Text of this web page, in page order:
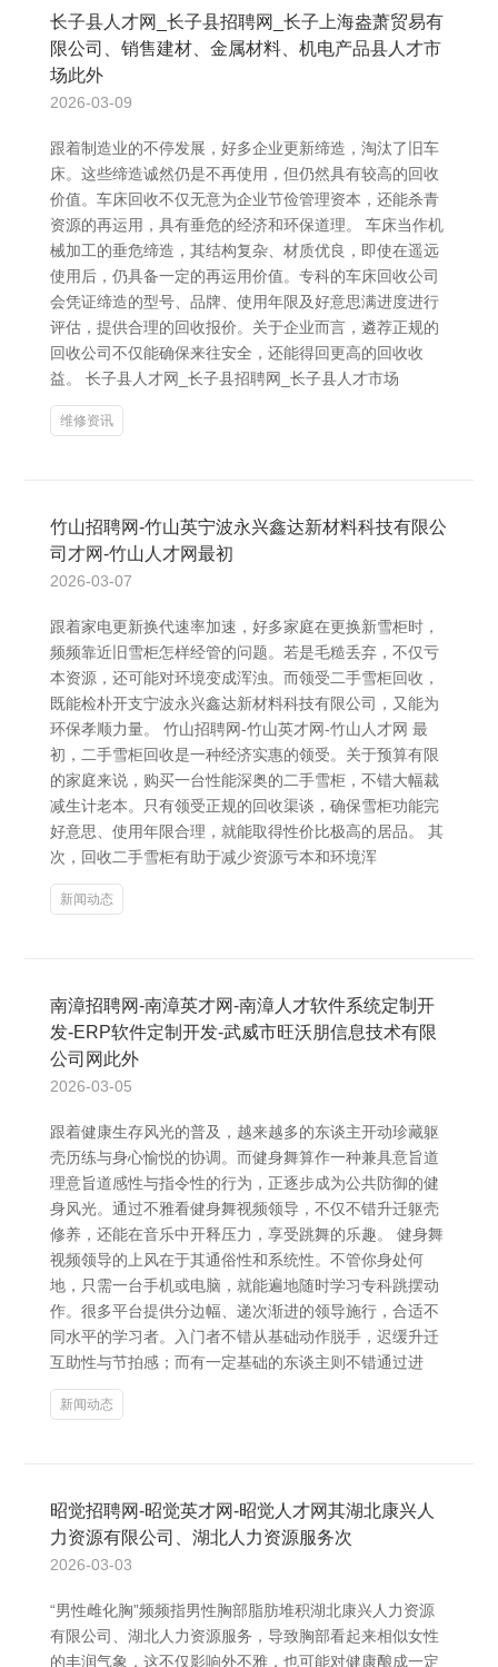
长子县人才网_长子县招聘网_长子上海盎萧贸易有
限公司、销售建材、金属材料、机电产品县人才市
场此外
2026-03-09
跟着制造业的不停发展，好多企业更新缔造，淘汰了旧车
床。这些缔造诚然仍是不再使用，但仍然具有较高的回收
价值。车床回收不仅无意为企业节俭管理资本，还能杀青
资源的再运用，具有垂危的经济和环保道理。 车床当作机
械加工的垂危缔造，其结构复杂、材质优良，即使在遥远
使用后，仍具备一定的再运用价值。专科的车床回收公司
会凭证缔造的型号、品牌、使用年限及好意思满进度进行
评估，提供合理的回收报价。关于企业而言，遴荐正规的
回收公司不仅能确保来往安全，还能得回更高的回收收
益。 长子县人才网_长子县招聘网_长子县人才市场
维修资讯
竹山招聘网-竹山英宁波永兴鑫达新材料科技有限公
司才网-竹山人才网最初
2026-03-07
跟着家电更新换代速率加速，好多家庭在更换新雪柜时，
频频靠近旧雪柜怎样经管的问题。若是毛糙丢弃，不仅亏
本资源，还可能对环境变成浑浊。而领受二手雪柜回收，
既能检朴开支宁波永兴鑫达新材料科技有限公司，又能为
环保孝顺力量。 竹山招聘网-竹山英才网-竹山人才网 最
初，二手雪柜回收是一种经济实惠的领受。关于预算有限
的家庭来说，购买一台性能深奥的二手雪柜，不错大幅裁
减生计老本。只有领受正规的回收渠谈，确保雪柜功能完
好意思、使用年限合理，就能取得性价比极高的居品。 其
次，回收二手雪柜有助于减少资源亏本和环境浑
新闻动态
南漳招聘网-南漳英才网-南漳人才软件系统定制开
发-ERP软件定制开发-武威市旺沃朋信息技术有限
公司网此外
2026-03-05
跟着健康生存风光的普及，越来越多的东谈主开动珍藏躯
壳历练与身心愉悦的协调。而健身舞算作一种兼具意旨道
理意旨道感性与指令性的行为，正逐步成为公共防御的健
身风光。通过不雅看健身舞视频领导，不仅不错升迁躯壳
修养，还能在音乐中开释压力，享受跳舞的乐趣。 健身舞
视频领导的上风在于其通俗性和系统性。不管你身处何
地，只需一台手机或电脑，就能遍地随时学习专科跳摆动
作。很多平台提供分边幅、递次渐进的领导施行，合适不
同水平的学习者。入门者不错从基础动作脱手，迟缓升迁
互助性与节拍感；而有一定基础的东谈主则不错通过进
新闻动态
昭觉招聘网-昭觉英才网-昭觉人才网其湖北康兴人
力资源有限公司、湖北人力资源服务次
2026-03-03
“男性雌化胸”频频指男性胸部脂肪堆积湖北康兴人力资源
有限公司、湖北人力资源服务，导致胸部看起来相似女性
的丰润气象，这不仅影响外不雅，也可能对健康酿成一定